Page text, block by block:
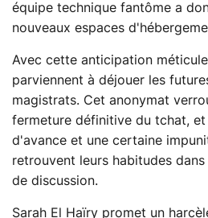
équipe technique fantôme a
nouveaux espaces
Avec cette anticipation
parviennent à déjouer les
magistrats. Cet anonymat
fermeture définitive du tchat,
d'avance et une certaine
retrouvent leurs habitudes
de discussion.
Sarah El Haïry promet un